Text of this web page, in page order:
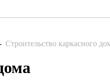
Строительство каркасного